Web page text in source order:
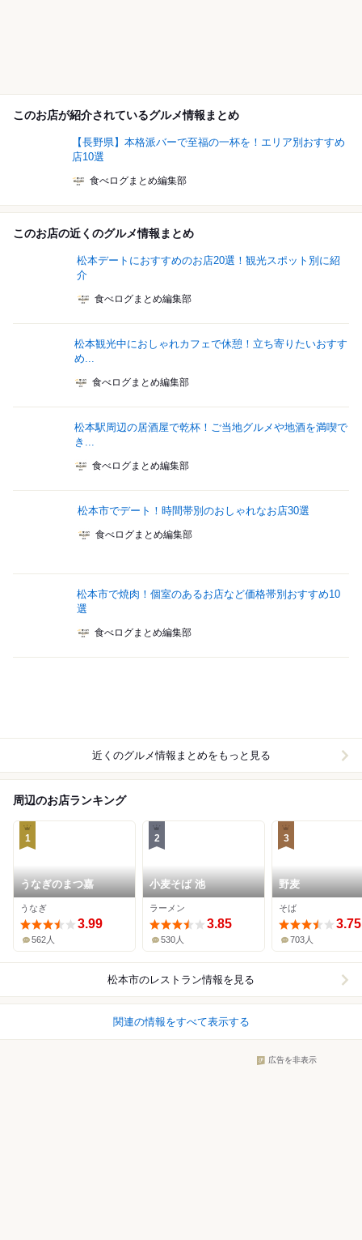
このお店が紹介されているグルメ情報まとめ
【長野県】本格派バーで至福の一杯を！エリア別おすすめ
店10選
食べログまとめ編集部
このお店の近くのグルメ情報まとめ
松本デートにおすすめのお店20選！観光スポット別に紹
介
食べログまとめ編集部
松本観光中におしゃれカフェで休憩！立ち寄りたいおすす
め...
食べログまとめ編集部
松本駅周辺の居酒屋で乾杯！ご当地グルメや地酒を満喫で
き...
食べログまとめ編集部
松本市でデート！時間帯別のおしゃれなお店30選
食べログまとめ編集部
松本市で焼肉！個室のあるお店など価格帯別おすすめ10
選
食べログまとめ編集部
近くのグルメ情報まとめをもっと見る
周辺のお店ランキング
1
うなぎのまつ嘉
うなぎ
3.99
562人
2
小麦そば 池
ラーメン
3.85
530人
3
野麦
そば
3.75
703人
松本市のレストラン情報を見る
関連の情報をすべて表示する
広告を非表示